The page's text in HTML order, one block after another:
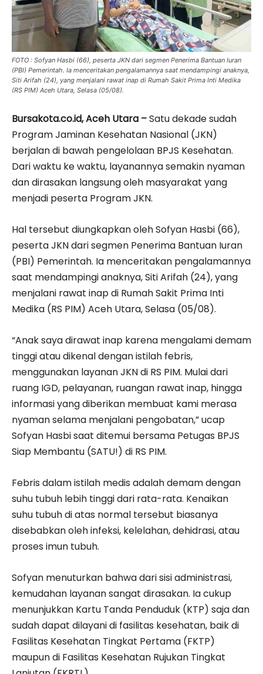
FOTO : Sofyan Hasbi (66), peserta JKN dari segmen Penerima Bantuan Iuran
(PBI) Pemerintah. Ia menceritakan pengalamannya saat mendampingi anaknya,
Siti Arifah (24), yang menjalani rawat inap di Rumah Sakit Prima Inti Medika
(RS PIM) Aceh Utara, Selasa (05/08).
Bursakota.co.id, Aceh Utara –Satu dekade sudah
Program Jaminan Kesehatan Nasional (JKN)
berjalan di bawah pengelolaan BPJS Kesehatan.
Dari waktu ke waktu, layanannya semakin nyaman
dan dirasakan langsung oleh masyarakat yang
menjadi peserta Program JKN.
Hal tersebut diungkapkan oleh Sofyan Hasbi (66),
peserta JKN dari segmen Penerima Bantuan Iuran
(PBI) Pemerintah. Ia menceritakan pengalamannya
saat mendampingi anaknya, Siti Arifah (24), yang
menjalani rawat inap di Rumah Sakit Prima Inti
Medika (RS PIM) Aceh Utara, Selasa (05/08).
“Anak saya dirawat inap karena mengalami demam
tinggi atau dikenal dengan istilah febris,
menggunakan layanan JKN di RS PIM. Mulai dari
ruang IGD, pelayanan, ruangan rawat inap, hingga
informasi yang diberikan membuat kami merasa
nyaman selama menjalani pengobatan,” ucap
Sofyan Hasbi saat ditemui bersama Petugas BPJS
Siap Membantu (SATU!) di RS PIM.
Febris dalam istilah medis adalah demam dengan
suhu tubuh lebih tinggi dari rata-rata. Kenaikan
suhu tubuh di atas normal tersebut biasanya
disebabkan oleh infeksi, kelelahan, dehidrasi, atau
proses imun tubuh.
Sofyan menuturkan bahwa dari sisi administrasi,
kemudahan layanan sangat dirasakan. Ia cukup
menunjukkan Kartu Tanda Penduduk (KTP) saja dan
sudah dapat dilayani di fasilitas kesehatan, baik di
Fasilitas Kesehatan Tingkat Pertama (FKTP)
maupun di Fasilitas Kesehatan Rujukan Tingkat